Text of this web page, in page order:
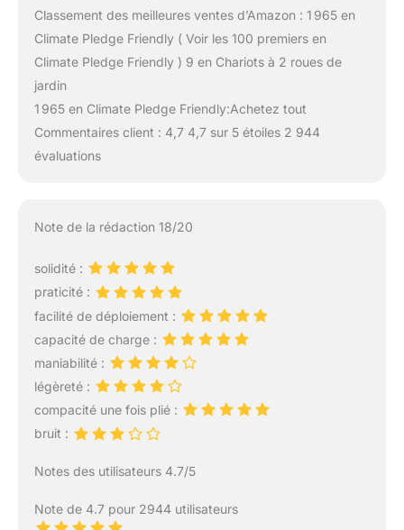
Classement des meilleures ventes d’Amazon : 1 965 en
Climate Pledge Friendly ( Voir les 100 premiers en
Climate Pledge Friendly ) 9 en Chariots à 2 roues de
jardin
1 965 en Climate Pledge Friendly:Achetez tout
Commentaires client : 4,7 4,7 sur 5 étoiles 2 944
évaluations
Note de la rédaction 18/20
solidité :
praticité :
facilité de déploiement :
capacité de charge :
maniabilité :
légèreté :
compacité une fois plié :
bruit :
Notes des utilisateurs 4.7/5
Note de 4.7 pour 2944 utilisateurs